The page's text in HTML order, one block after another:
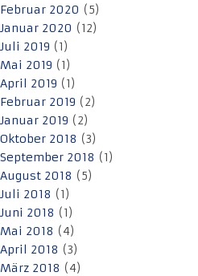
Februar 2020 (5)
Januar 2020 (12)
Juli 2019 (1)
Mai 2019 (1)
April 2019 (1)
Februar 2019 (2)
Januar 2019 (2)
Oktober 2018 (3)
September 2018 (1)
August 2018 (5)
Juli 2018 (1)
Juni 2018 (1)
Mai 2018 (4)
April 2018 (3)
März 2018 (4)